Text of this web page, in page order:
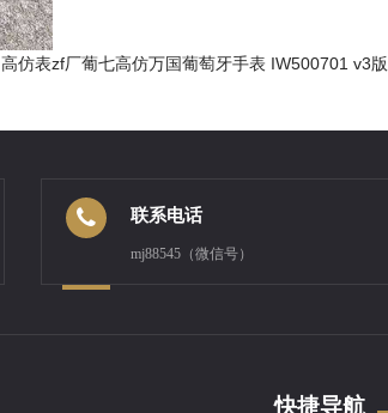
仿表zf厂葡七高仿万国葡萄牙手表 IW500701 v3版
联系电话
mj88545（微信号）
快捷导航